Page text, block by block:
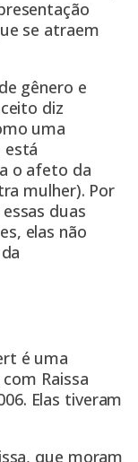
se atraem
gênero e
diz
uma
está
o afeto da
mulher). Por
duas
elas não
é uma
Raissa
Elas tiveram
que moram